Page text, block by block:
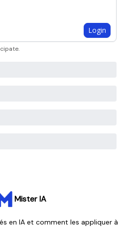
Login
.
Mister IA
en IA et comment les appliquer à